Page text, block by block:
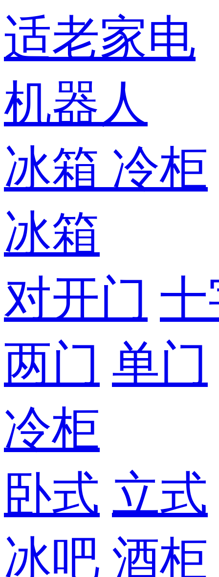
适老家电
机器人
冰箱 冷柜
冰箱
对开门
两门 单门
冷柜
卧式 立式
冰吧 酒柜